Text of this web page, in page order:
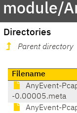
module/
Directories
Parent directory
Filename
AnyEvent-
-0.00005.meta
AnyEvent-